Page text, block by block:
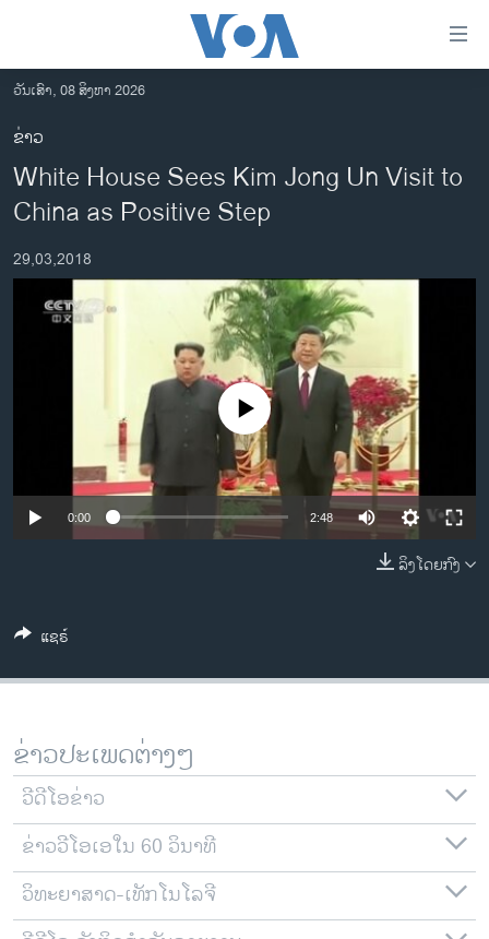
ເຂົ້າ
ຫາ
ຂ້າມ
ຂ້າມ
ຂ້າມ
ຫາ
ຊອກ
ອາເມຣິກາ
ການເລືອກຕັ້ງ ປະທານາທີບໍດີ ສະຫະລັດ 2024
ຂ່າວ​ຈີນ
ໂລກ
ອິດສະຫຼະພາບດ້ານການຂ່າວ
ຊຸມຊົນຊາວລາວ
ວິທະຍາສາດ-ເທັກໂນໂລຈີ
ວີດີໂອ
ລາຍງານ
ພາສາຕ່າງໆ
ວັນເສົາ, 08 ສິງຫາ 2026
ຂ່າວ
White House Sees Kim Jong Un Visit to
China as Positive Step
29,03,2018
No media source currently available
0:00 2:48
ລິງໂດຍກົງ
ແຊຣ໌
ຂ່າວປະເພດຕ່າງໆ
ວີດີໂອຂ່າວ
ຂ່າວວີໂອເອໃນ 60 ວິນາທີ
ວິທະຍາສາດ-ເທັກໂນໂລຈີ